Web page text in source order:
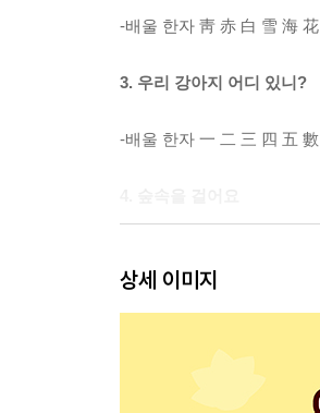
-배울 한자 靑 赤 白 雪 海 花
3. 우리 강아지 어디 있니?
-배울 한자 一 二 三 四 五 數
○ 해답
○ 붙임 딱지
○ 부록·한자 카드
상세 이미지